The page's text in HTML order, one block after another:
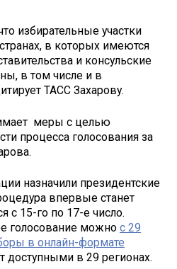
избирательные участки
в которых имеются
и консульские
в том числе и в
ТАСС Захарову.
меры с целью
процесса голосования за
назначили президентские
впервые станет
с 15-го по 17-е число.
голосование можно с 29
в онлайн-формате
доступными в 29 регионах.